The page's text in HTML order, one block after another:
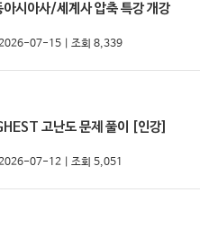
시아사/세계사 압축 특강 개강
07-15 | 조회 8,339
고난도 문제 풀이 [인강]
07-12 | 조회 5,051